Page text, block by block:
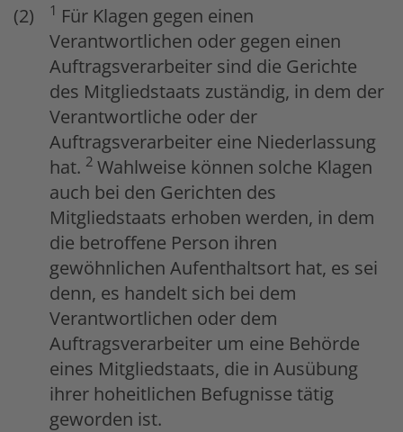
1 Für Klagen gegen einen
Verantwortlichen oder gegen einen
Auftragsverarbeiter sind die Gerichte
des Mitgliedstaats zuständig, in dem der
Verantwortliche oder der
Auftragsverarbeiter eine Niederlassung
hat. 2 Wahlweise können solche Klagen
auch bei den Gerichten des
Mitgliedstaats erhoben werden, in dem
die betroffene Person ihren
gewöhnlichen Aufenthaltsort hat, es sei
denn, es handelt sich bei dem
Verantwortlichen oder dem
Auftragsverarbeiter um eine Behörde
eines Mitgliedstaats, die in Ausübung
ihrer hoheitlichen Befugnisse tätig
geworden ist.